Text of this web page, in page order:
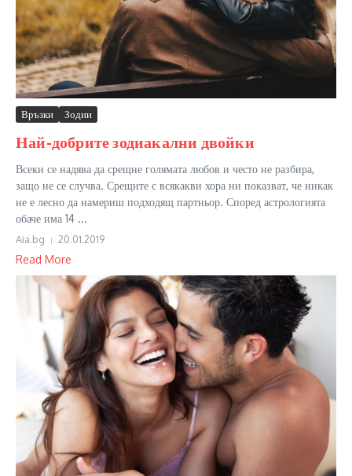
Връзки Зодии
Най-добрите зодиакални двойки
Всеки се надява да срещне голямата любов и често не разбира,
защо не се случва. Срещите с всякакви хора ни показват, че никак
не е лесно да намериш подходящ партньор. Според астрологията
обаче има 14 ...
Aia.bg 20.01.2019
Read More